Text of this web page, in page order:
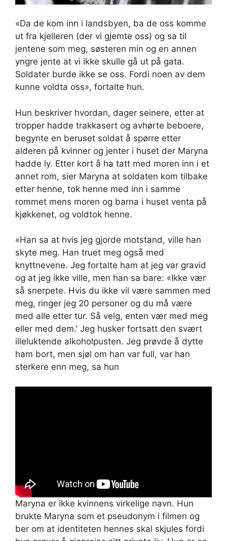
«Da de kom inn i landsbyen, ba de oss komme
ut fra kjelleren (der vi gjemte oss) og sa til
jentene som meg, søsteren min og en annen
yngre jente at vi ikke skulle gå ut på gata.
Soldater burde ikke se oss. Fordi noen av dem
kunne voldta oss», fortalte hun.
Hun beskriver hvordan, dager seinere, etter at
tropper hadde trakkasert og avhørte beboere,
begynte en beruset soldat å spørre etter
alderen på kvinner og jenter i huset der Maryna
hadde ly. Etter kort å ha tatt med moren inn i et
annet rom, sier Maryna at soldaten kom tilbake
etter henne, tok henne med inn i samme
rommet mens moren og barna i huset venta på
kjøkkenet, og voldtok henne.
«Han sa at hvis jeg gjorde motstand, ville han
skyte meg. Han truet meg også med
knyttnevene. Jeg fortalte ham at jeg var gravid
og at jeg ikke ville, men han sa bare: «Ikke vær
så snerpete. Hvis du ikke vil være sammen med
meg, ringer jeg 20 personer og du må være
med alle etter tur. Så velg, enten vær med meg
eller med dem.’ Jeg husker fortsatt den svært
illeluktende alkoholpusten. Jeg prøvde å dytte
ham bort, men sjøl om han var full, var han
sterkere enn meg, sa hun
Maryna er ikke kvinnens virkelige navn. Hun
brukte Maryna som et pseudonym i filmen og
ber om at identiteten hennes skal skjules fordi